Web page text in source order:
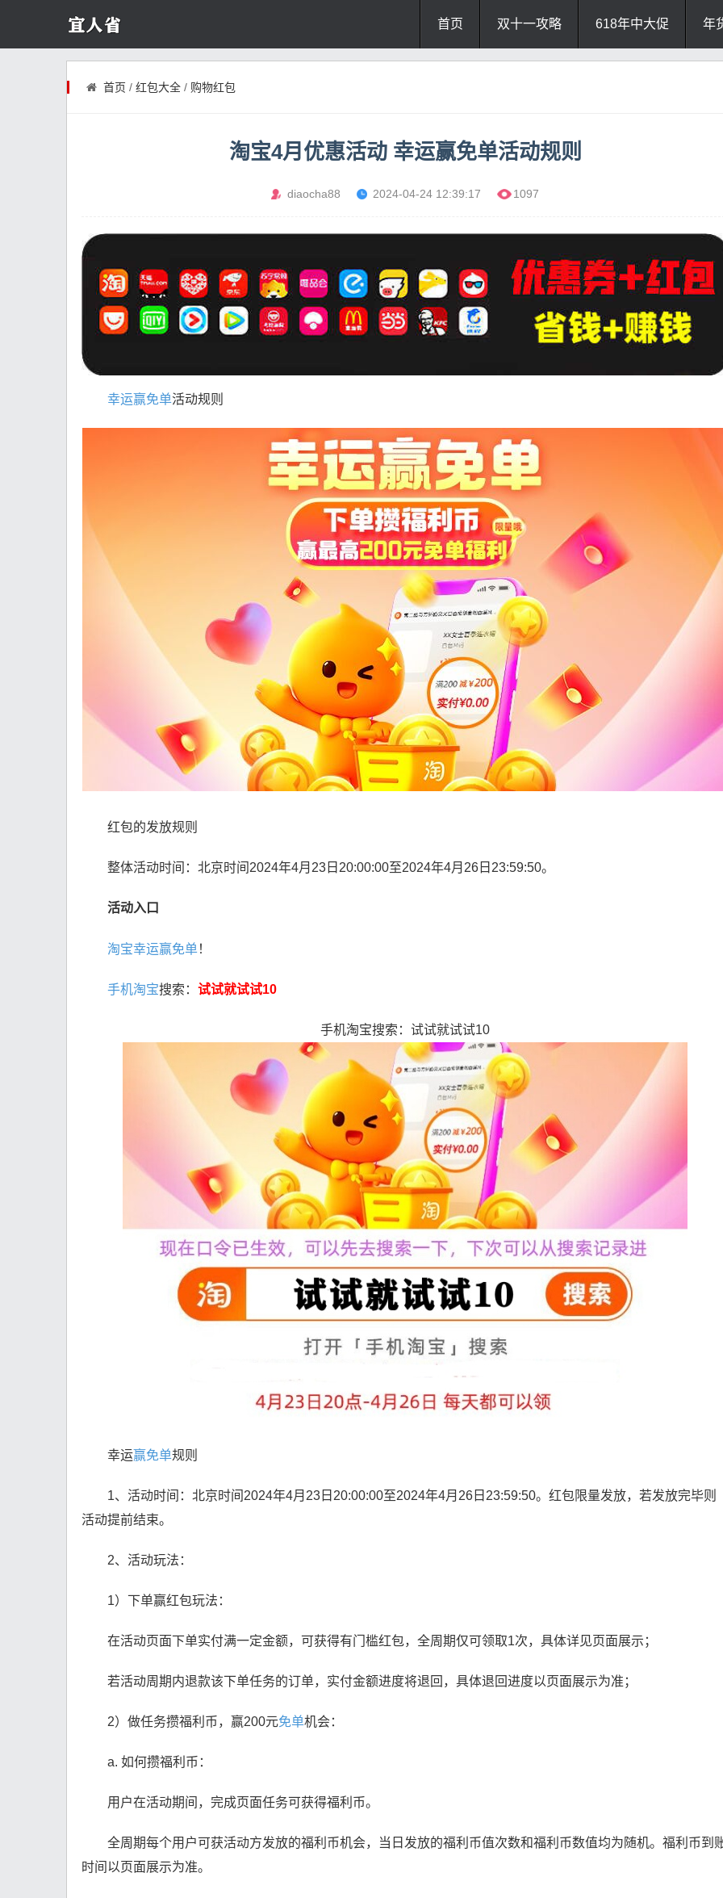
首页 双十一攻略 618年中大促 年
首页 / 红包大全/ 购物红包
淘宝4月优惠活动 幸运赢免单活动规则
diaocha88 2024-04-24 12:39:17 1097
幸运赢免单活动规则
红包的发放规则
整体活动时间：北京时间2024年4月23日20:00:00至2024年4月26日23:59:50。
活动入口
淘宝幸运赢免单！
手机淘宝搜索： 试试就试试10
手机淘宝搜索：试试就试试10
幸运赢免单规则
1、活动时间：北京时间2024年4月23日20:00:00至2024年4月26日23:59:50。红包限量发放，若发放完毕则
活动提前结束。
2、活动玩法：
1）下单赢红包玩法：
在活动页面下单实付满一定金额，可获得有门槛红包，全周期仅可领取1次，具体详见页面展示；
若活动周期内退款该下单任务的订单，实付金额进度将退回，具体退回进度以页面展示为准；
2）做任务攒福利币，赢200元免单机会：
a. 如何攒福利币：
用户在活动期间，完成页面任务可获得福利币。
全周期每个用户可获活动方发放的福利币机会，当日发放的福利币值次数和福利币数值均为随机。福利币到
时间以页面展示为准。